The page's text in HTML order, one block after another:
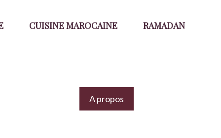
CUISINE MAROCAINE RAMADAN
A propos